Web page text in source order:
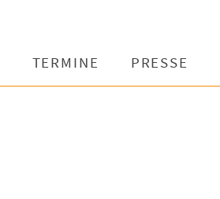
TERMINE PRESSE